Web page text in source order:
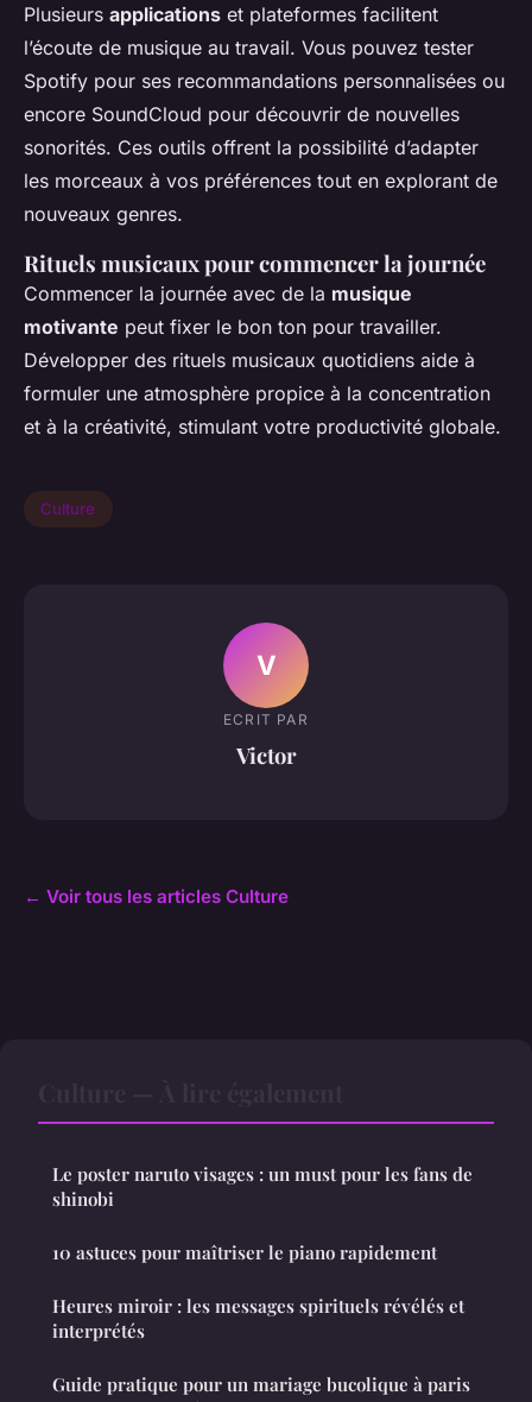
Plusieurs applications et plateformes facilitent
l’écoute de musique au travail. Vous pouvez tester
Spotify pour ses recommandations personnalisées ou
encore SoundCloud pour découvrir de nouvelles
sonorités. Ces outils offrent la possibilité d’adapter
les morceaux à vos préférences tout en explorant de
nouveaux genres.
Rituels musicaux pour commencer la journée
Commencer la journée avec de la musique
motivante peut fixer le bon ton pour travailler.
Développer des rituels musicaux quotidiens aide à
formuler une atmosphère propice à la concentration
et à la créativité, stimulant votre productivité globale.
Culture
V
ECRIT PAR
Victor
← Voir tous les articles Culture
Le poster naruto visages : un must pour les fans de
shinobi
10 astuces pour maîtriser le piano rapidement
Heures miroir : les messages spirituels révélés et
interprétés
Guide pratique pour un mariage bucolique à paris